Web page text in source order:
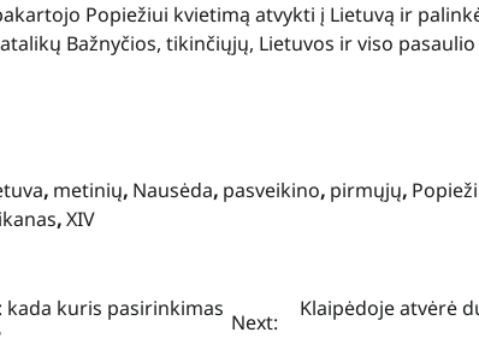
Popiežiui kvietimą atvykti į Lietuvą ir
Bažnyčios, tikinčiųjų, Lietuvos ir viso
, metinių, Nausėda, pasveikino, pirmųjų,
,XIV
kuris pasirinkimas
Next:
Klaipėdoje atvėrė